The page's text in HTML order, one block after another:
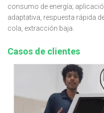
consumo de energía;
adaptativa, respuesta rápida
cola, extracción baja.
Casos de clientes